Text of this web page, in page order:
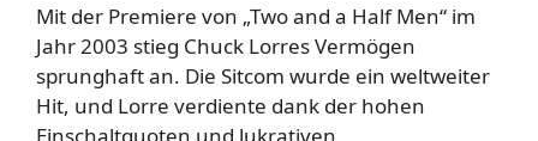
Mit der Premiere von „Two and a Half Men“ im
Jahr 2003 stieg Chuck Lorres Vermögen
sprunghaft an. Die Sitcom wurde ein weltweiter
Hit, und Lorre verdiente dank der hohen
Einschaltquoten und lukrativen